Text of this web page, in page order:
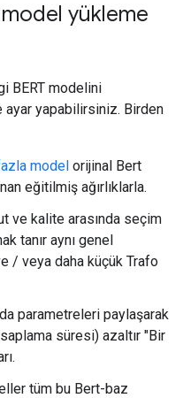
yükleme
BERT modelini
yapabilirsiniz. Birden
model orijinal Bert
eğitilmiş ağırlıklarla.
ve kalite arasında seçim
tanır aynı genel
/ veya daha küçük Trafo
parametreleri paylaşarak
süresi) azaltır "Bir
tüm bu Bert-baz